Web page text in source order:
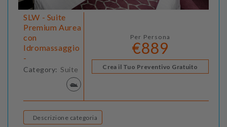
SLW - Suite
Premium Aurea
con
Idromassaggio
-
Category: Suite
Per Persona
€889
Crea il Tuo Preventivo Gratuito
Descrizione categoria